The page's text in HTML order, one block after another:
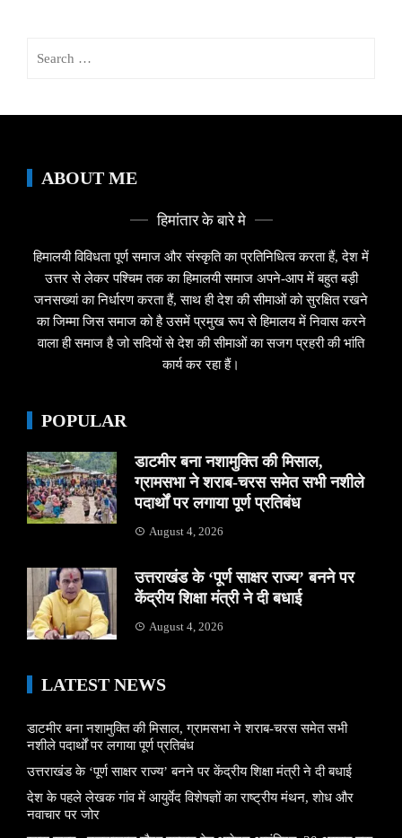
ABOUT ME
हिमांतार के बारे मे
हिमालयी विविधता पूर्ण समाज और संस्कृति का प्रतिनिधित्व करता हैं, देश में
उत्तर से लेकर पश्चिम तक का हिमालयी समाज अपने-आप में बहुत बड़ी
जनसख्यां का निर्धारण करता हैं, साथ ही देश की सीमाओं को सुरक्षित रखने
का जिम्मा जिस समाज को है उसमें प्रमुख रूप से हिमालय में निवास करने
वाला ही समाज है जो सदियों से देश की सीमाओं का सजग प्रहरी की भांति
कार्य कर रहा हैं।
POPULAR
डाटमीर बना नशामुक्ति की मिसाल,
ग्रामसभा ने शराब-चरस समेत सभी नशीले
पदार्थों पर लगाया पूर्ण प्रतिबंध
August 4, 2026
उत्तराखंड के ‘पूर्ण साक्षर राज्य’ बनने पर
केंद्रीय शिक्षा मंत्री ने दी बधाई
August 4, 2026
LATEST NEWS
डाटमीर बना नशामुक्ति की मिसाल, ग्रामसभा ने शराब-चरस समेत सभी
नशीले पदार्थों पर लगाया पूर्ण प्रतिबंध
उत्तराखंड के ‘पूर्ण साक्षर राज्य’ बनने पर केंद्रीय शिक्षा मंत्री ने दी बधाई
देश के पहले लेखक गांव में आयुर्वेद विशेषज्ञों का राष्ट्रीय मंथन, शोध और
नवाचार पर जोर